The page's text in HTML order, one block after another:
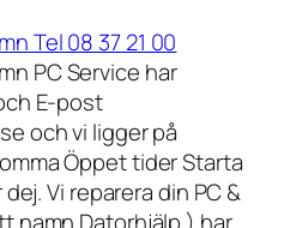
Tel 08 37 21 00
PC Service har
E-post
och vi ligger på
Öppet tider Starta
Vi reparera din PC &